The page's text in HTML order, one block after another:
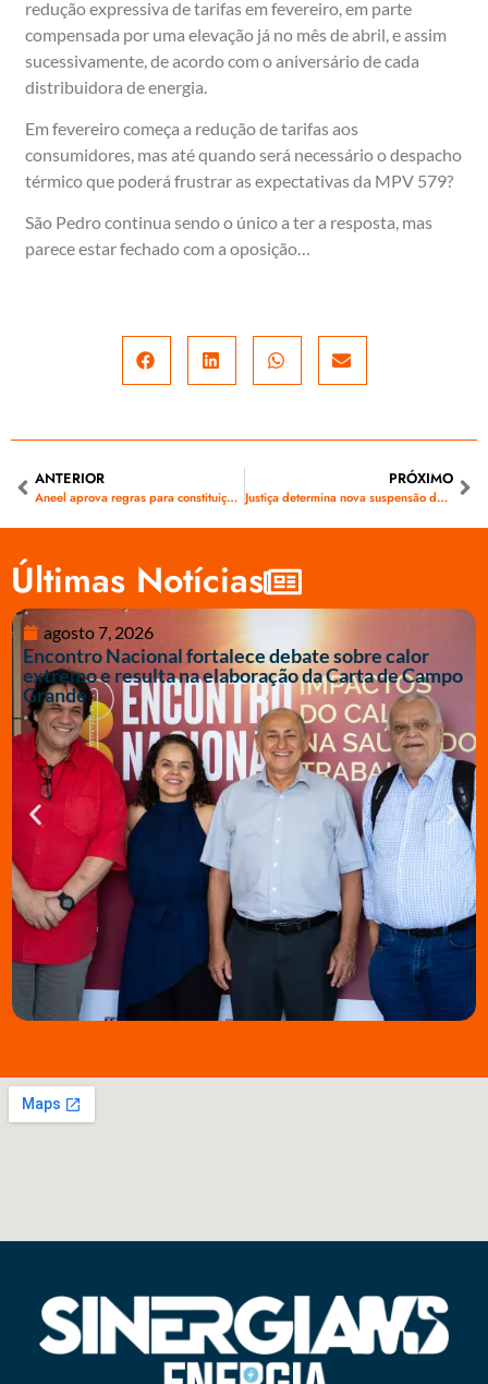
redução expressiva de tarifas em fevereiro, em parte
compensada por uma elevação já no mês de abril, e assim
sucessivamente, de acordo com o aniversário de cada
distribuidora de energia.
Em fevereiro começa a redução de tarifas aos
consumidores, mas até quando será necessário o despacho
térmico que poderá frustrar as expectativas da MPV 579?
São Pedro continua sendo o único a ter a resposta, mas
parece estar fechado com a oposição…
ANTERIOR
Aneel aprova regras para constituição de garantias de empresas do setor
PRÓXIMO
Justiça determina nova suspensão de hidrelétricas do Pantanal
Últimas Notícias
agosto 7, 2026
Encontro Nacional fortalece debate sobre calor
extremo e resulta na elaboração da Carta de Campo
Grande